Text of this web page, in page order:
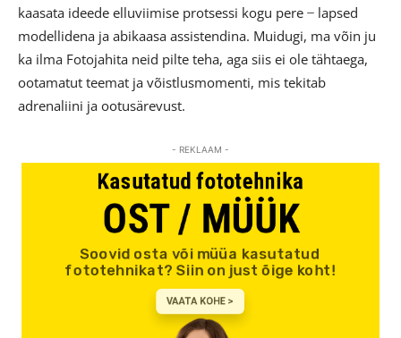
kaasata ideede elluviimise protsessi kogu pere ̶ lapsed
modellidena ja abikaasa assistendina. Muidugi, ma võin ju
ka ilma Fotojahita neid pilte teha, aga siis ei ole tähtaega,
ootamatut teemat ja võistlusmomenti, mis tekitab
adrenaliini ja ootusärevust.
- REKLAAM -